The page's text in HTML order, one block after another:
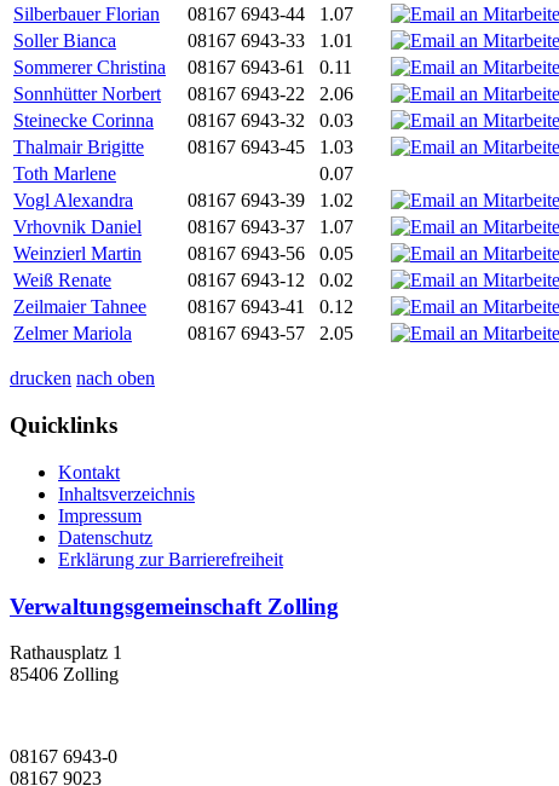
Silberbauer Florian
08167 6943-44 1.07
Soller Bianca
08167 6943-33 1.01
Sommerer Christina
08167 6943-61 0.11
Sonnhütter Norbert
08167 6943-22 2.06
Steinecke Corinna
08167 6943-32 0.03
Thalmair Brigitte
08167 6943-45 1.03
Toth Marlene
0.07
Vogl Alexandra
08167 6943-39 1.02
Vrhovnik Daniel
08167 6943-37 1.07
Weinzierl Martin
08167 6943-56 0.05
Weiß Renate
08167 6943-12 0.02
Zeilmaier Tahnee
08167 6943-41 0.12
Zelmer Mariola
08167 6943-57 2.05
drucken nach oben
Quicklinks
Kontakt
Inhaltsverzeichnis
Impressum
Datenschutz
Erklärung zur Barrierefreiheit
Verwaltungsgemeinschaft Zolling
Rathausplatz 1
85406 Zolling
08167 6943-0
08167 9023